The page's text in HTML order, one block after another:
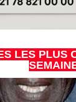
LES PLUS